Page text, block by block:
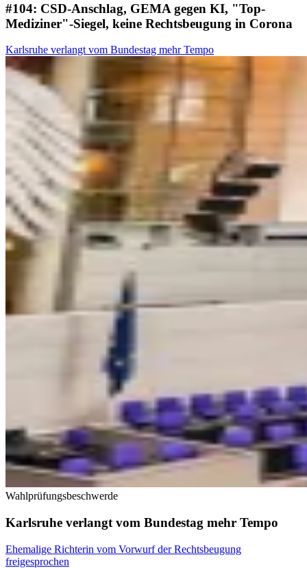
#104: CSD-Anschlag, GEMA gegen KI, "Top-
Mediziner"-Siegel, keine Rechtsbeugung in Corona
Karlsruhe verlangt vom Bundestag mehr Tempo
Wahlprüfungsbeschwerde
Karlsruhe verlangt vom Bundestag mehr Tempo
Ehemalige Richterin vom Vorwurf der Rechtsbeugung
freigesprochen